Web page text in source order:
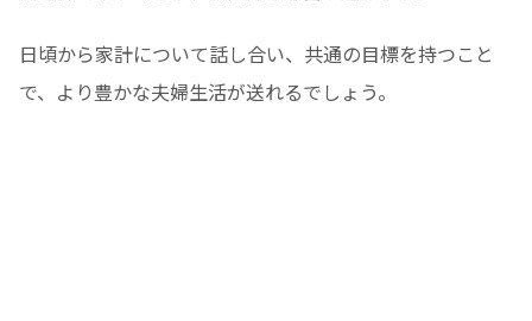
日頃から家計について話し合い、共通の目標を持つこと
で、より豊かな夫婦生活が送れるでしょう。